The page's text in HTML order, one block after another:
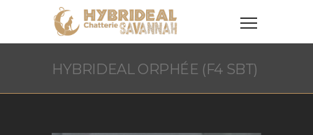
HYBRIDEAL ORPHÉE (F4 SBT)